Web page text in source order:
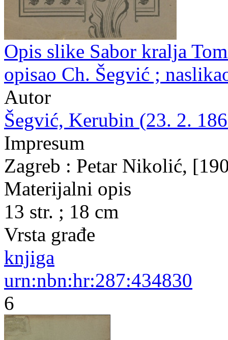
Opis slike Sabor kralja
opisao Ch. Šegvić ;
Autor
Šegvić, Kerubin (23. 2.
Impresum
Zagreb : Petar Nikolić,
Materijalni opis
13 str. ; 18 cm
Vrsta građe
knjiga
urn:nbn:hr:287:434830
6